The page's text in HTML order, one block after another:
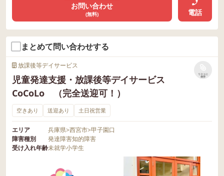
お問い合わせ
(無料) 電話
まとめて問い合わせする
放課後等デイサービス
児童発達支援・放課後等デイサービス
CoCoLo （完全送迎可！）
リストに
保存
空きあり 送迎あり 土日祝営業
エリア 兵庫県>西宮市>甲子園口
障害種別
発達障害知的障害
受け入れ年齢未就学小学生